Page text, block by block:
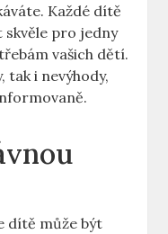
Každé dítě
skvěle pro jedny
vašich dětí.
tak i nevýhody,
dítě může být